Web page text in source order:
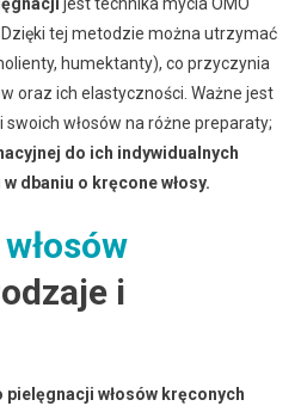
Dzięki tej metodzie można utrzymać
humektanty), co przyczynia
oraz ich elastyczności. Ważne jest
włosów na różne preparaty;
do ich indywidualnych
dbaniu o kręcone włosy.
i
włosów kręconych